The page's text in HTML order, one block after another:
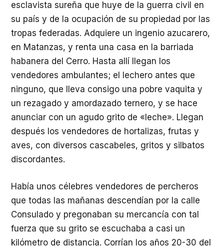
esclavista sureña que huye de la guerra civil en
su país y de la ocupación de su propiedad por las
tropas federadas. Adquiere un ingenio azucarero,
en Matanzas, y renta una casa en la barriada
habanera del Cerro. Hasta allí llegan los
vendedores ambulantes; el lechero antes que
ninguno, que lleva consigo una pobre vaquita y
un rezagado y amordazado ternero, y se hace
anunciar con un agudo grito de «leche». Llegan
después los vendedores de hortalizas, frutas y
aves, con diversos cascabeles, gritos y silbatos
discordantes.
Había unos célebres vendedores de percheros
que todas las mañanas descendían por la calle
Consulado y pregonaban su mercancía con tal
fuerza que su grito se escuchaba a casi un
kilómetro de distancia. Corrían los años 20-30 del